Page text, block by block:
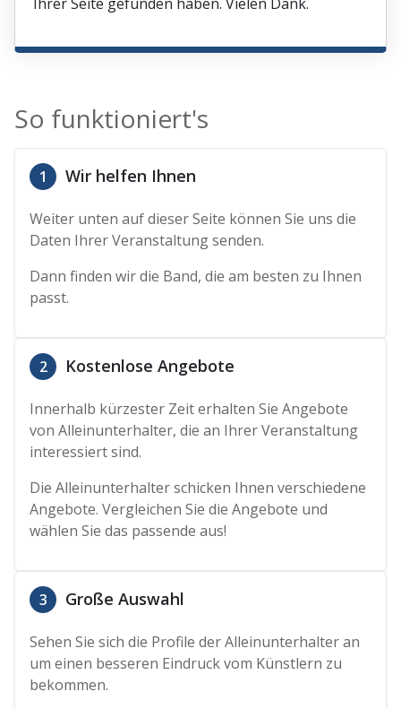
So funktioniert's
1 Wir helfen Ihnen
Weiter unten auf dieser Seite können Sie uns die
Daten Ihrer Veranstaltung senden.
Dann finden wir die Band, die am besten zu Ihnen
passt.
2 Kostenlose Angebote
Innerhalb kürzester Zeit erhalten Sie Angebote
von Alleinunterhalter, die an Ihrer Veranstaltung
interessiert sind.
Die Alleinunterhalter schicken Ihnen verschiedene
Angebote. Vergleichen Sie die Angebote und
wählen Sie das passende aus!
3 Große Auswahl
Sehen Sie sich die Profile der Alleinunterhalter an
um einen besseren Eindruck vom Künstlern zu
bekommen.